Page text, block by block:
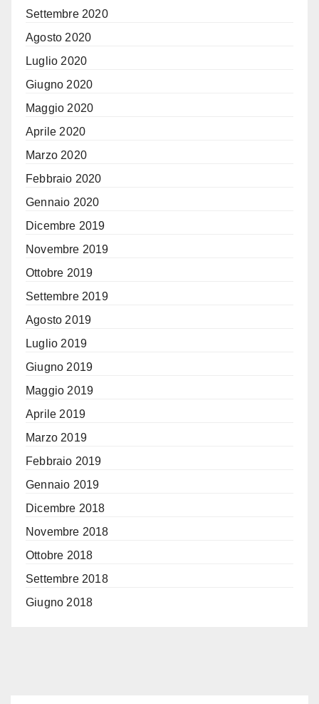
Settembre 2020
Agosto 2020
Luglio 2020
Giugno 2020
Maggio 2020
Aprile 2020
Marzo 2020
Febbraio 2020
Gennaio 2020
Dicembre 2019
Novembre 2019
Ottobre 2019
Settembre 2019
Agosto 2019
Luglio 2019
Giugno 2019
Maggio 2019
Aprile 2019
Marzo 2019
Febbraio 2019
Gennaio 2019
Dicembre 2018
Novembre 2018
Ottobre 2018
Settembre 2018
Giugno 2018